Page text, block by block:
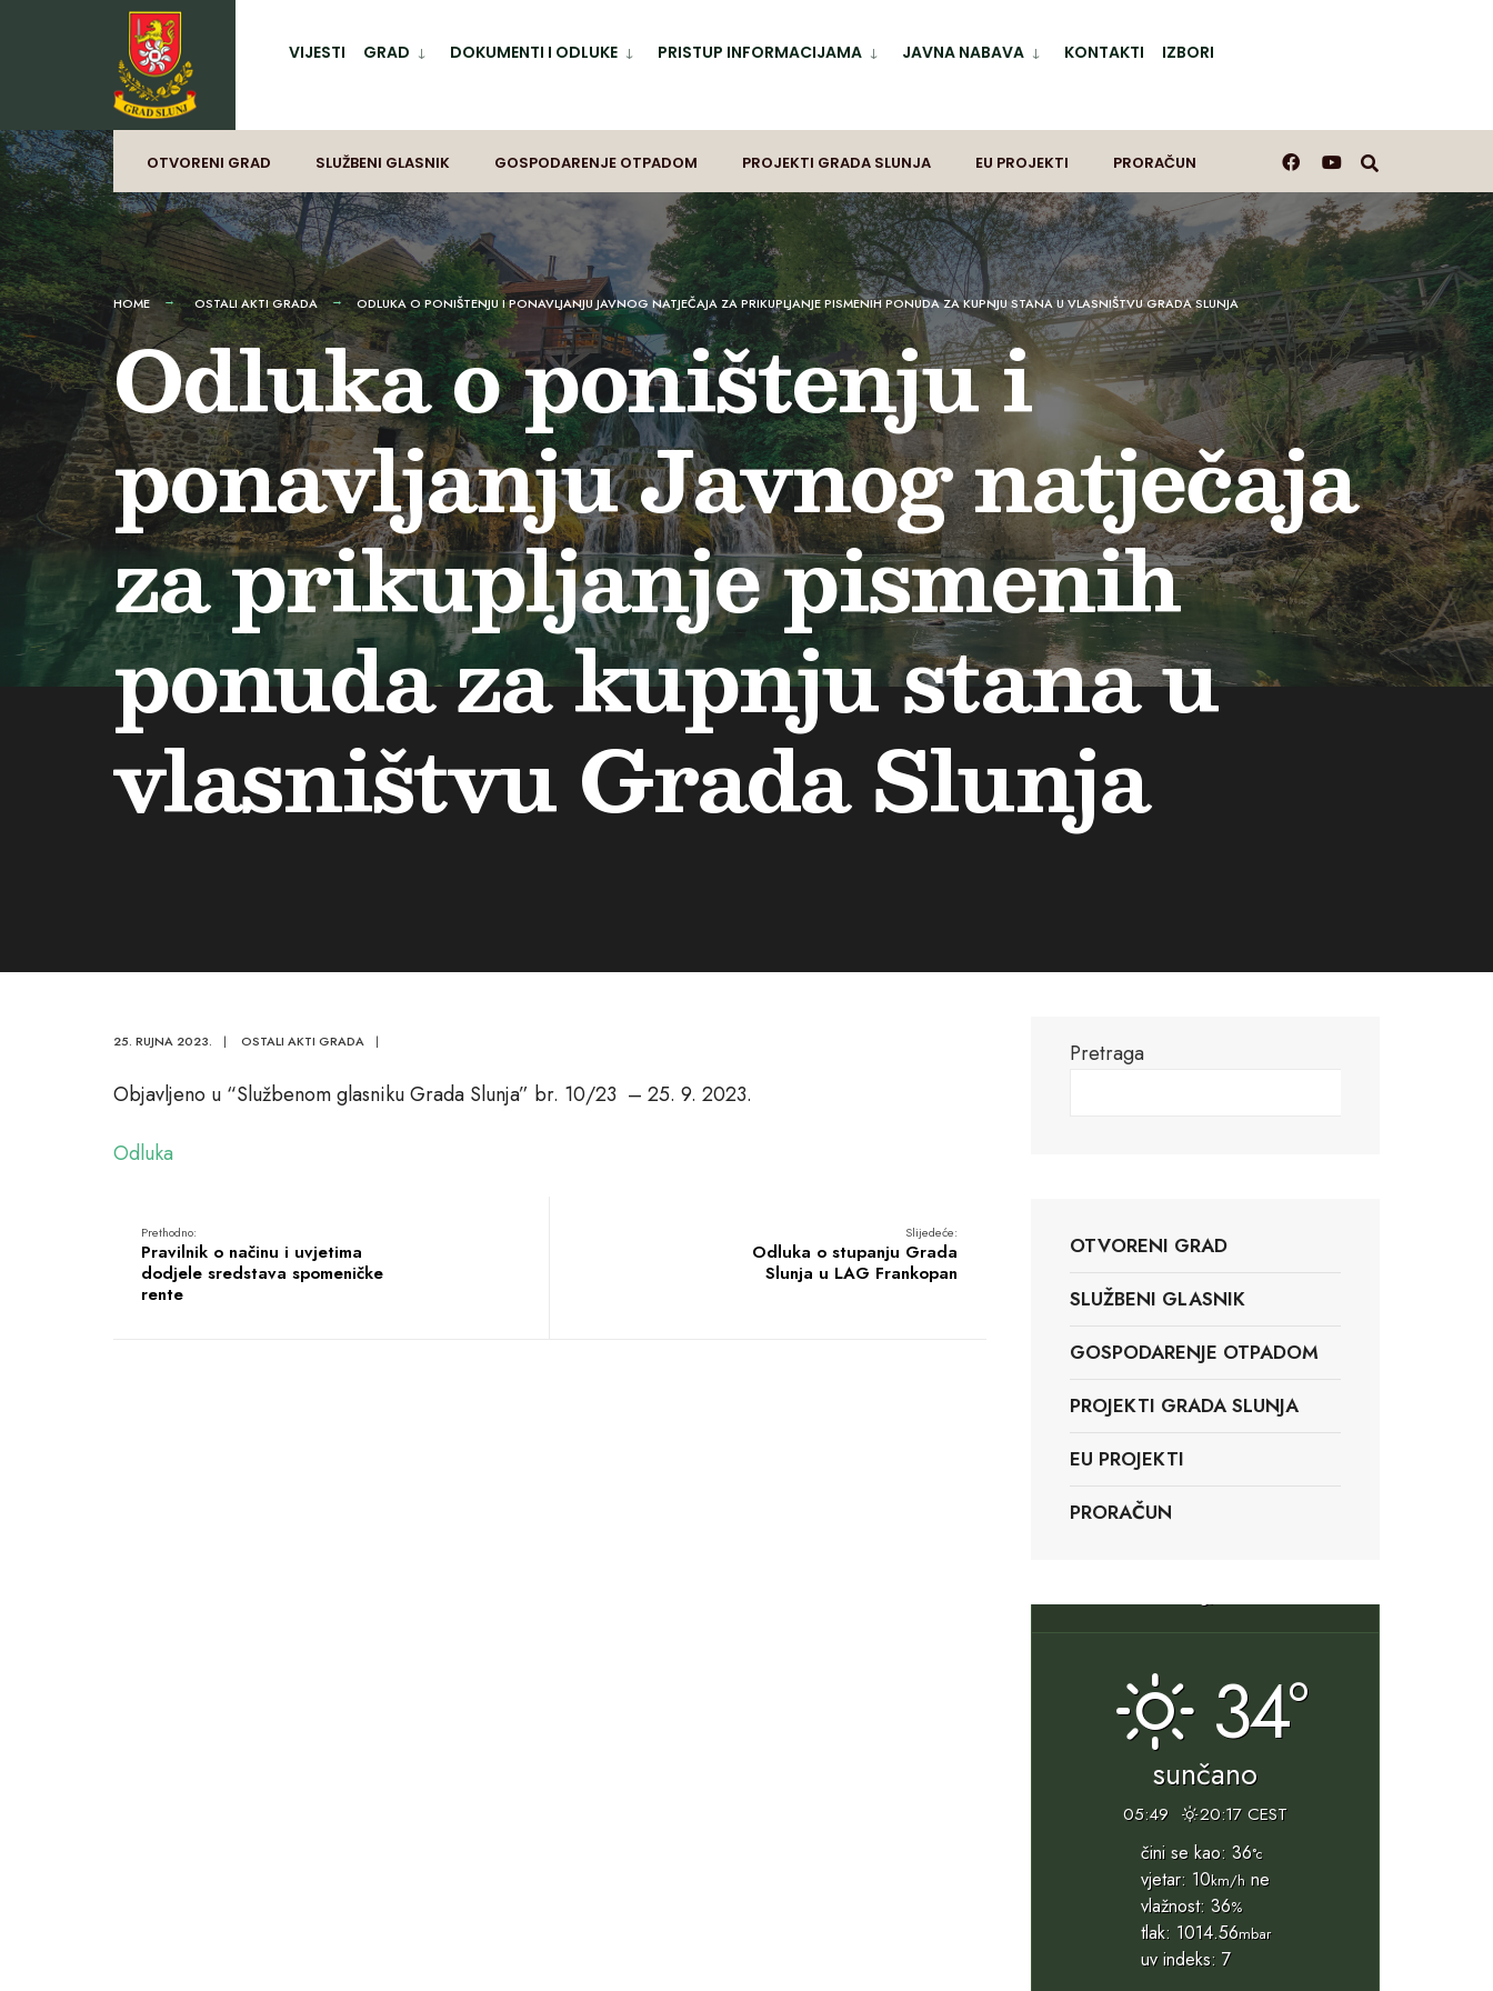
Preskoči
na
sadržaj
VIJESTI GRAD DOKUMENTI I ODLUKE PRISTUP INFORMACIJAMA JAVNA NABAVA KONTAKTI IZBORI
OTVORENI GRAD SLUŽBENI GLASNIK GOSPODARENJE OTPADOM PROJEKTI GRADA SLUNJA EU PROJEKTI PRORAČUN
HOME OSTALI AKTI GRADA ODLUKA O PONIŠTENJU I PONAVLJANJU JAVNOG NATJEČAJA ZA PRIKUPLJANJE PISMENIH PONUDA ZA KUPNJU STANA U VLASNIŠTVU GRADA SLUNJA
Odluka o poništenju i
ponavljanju Javnog natječaja
za prikupljanje pismenih
ponuda za kupnju stana u
vlasništvu Grada Slunja
25. RUJNA 2023. | OSTALI AKTI GRADA |
Objavljeno u “Službenom glasniku Grada Slunja” br. 10/23 – 25. 9. 2023.
Odluka
Prethodno:
Pravilnik o načinu i uvjetima
dodjele sredstava spomeničke
rente
Slijedeće:
Odluka o stupanju Grada
Slunja u LAG Frankopan
Pretraga
OTVORENI GRAD
SLUŽBENI GLASNIK
GOSPODARENJE OTPADOM
PROJEKTI GRADA SLUNJA
EU PROJEKTI
PRORAČUN
34°
sunčano
05:49 20:17 CEST
čini se kao: 36°c
vjetar: 10km/hne
vlažnost: 36%
tlak: 1014.56mbar
uv indeks: 7